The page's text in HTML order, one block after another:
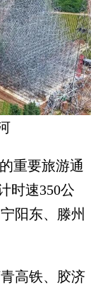
重要旅游通
时速350公
阳东、滕州
高铁、胶济